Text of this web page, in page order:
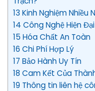
13 Kinh Nghiệm Nhiều
14 Công Nghệ Hiện Đại
15 Hóa Chất An Toàn
16 Chi Phí Hợp Lý
17 Bảo Hành Uy Tín
18 Cam Kết Của
19 Thông tin liên hệ